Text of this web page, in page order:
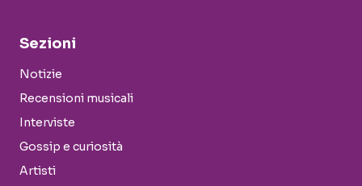
Sezioni
Notizie
Recensioni musicali
Interviste
Gossip e curiosità
Artisti